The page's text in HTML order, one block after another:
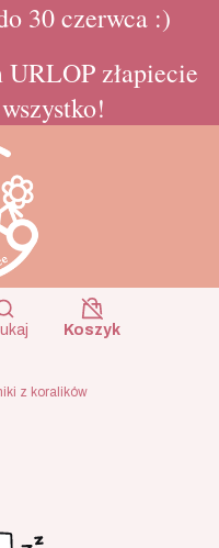
30 czerwca :)
złapiecie
Otwórz wyszukiwarkę
Koszyk
Koszyk
z koralików